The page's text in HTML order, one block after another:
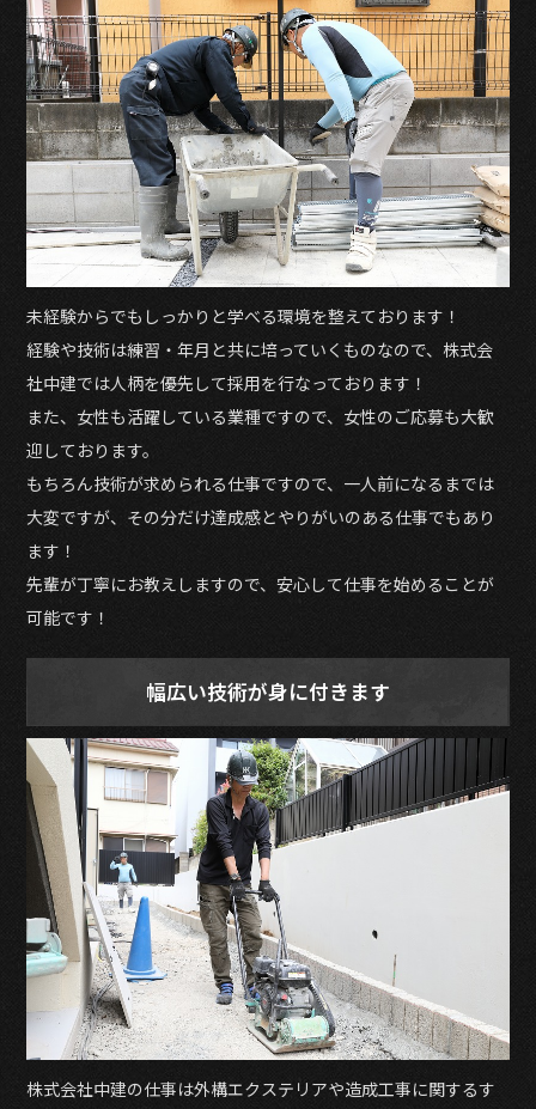
未経験からでもしっかりと学べる環境を整えております！
経験や技術は練習・年月と共に培っていくものなので、株式会
社中建では人柄を優先して採用を行なっております！
また、女性も活躍している業種ですので、女性のご応募も大歓
迎しております。
もちろん技術が求められる仕事ですので、一人前になるまでは
大変ですが、その分だけ達成感とやりがいのある仕事でもあり
ます！
先輩が丁寧にお教えしますので、安心して仕事を始めることが
可能です！
幅広い技術が身に付きます
株式会社中建の仕事は外構エクステリアや造成工事に関するす